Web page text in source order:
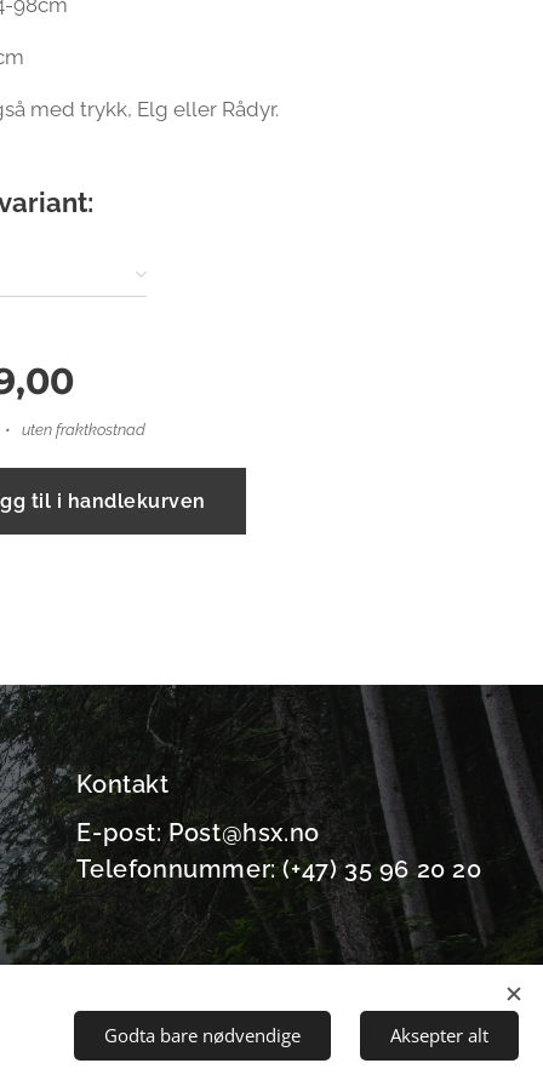
98cm
med trykk, Elg eller Rådyr.
uten fraktkostnad
til i handlekurven
Kontakt
E-post: Post@hsx.no
Telefonnummer: (+47) 35 96 20 20
Godta bare nødvendige Aksepter alt